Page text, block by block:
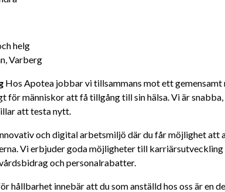
helg
Varberg
Hos Apotea jobbar vi tillsammans mot ett gemensamt
för människor att få tillgång till sin hälsa. Vi är snabba,
att testa nytt.
och digital arbetsmiljö där du får möjlighet att
Vi erbjuder goda möjligheter till karriärsutveckling
och personalrabatter.
hållbarhet innebär att du som anställd hos oss är en